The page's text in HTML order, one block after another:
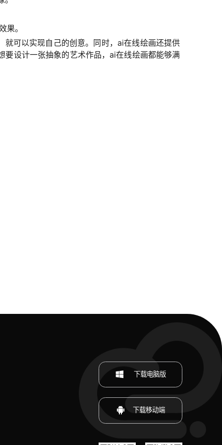
果。
可以实现自己的创意。同时，ai在线绘画还提供
设计一张抽象的艺术作品，ai在线绘画都能够满
下载电脑版
下载移动端